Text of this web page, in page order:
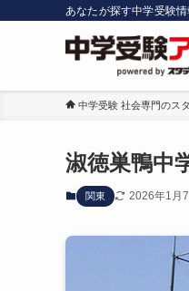
あなたが探す中学受験
中学受験 社会専門のス
淑徳巣鴨中
関東 2026年1月7